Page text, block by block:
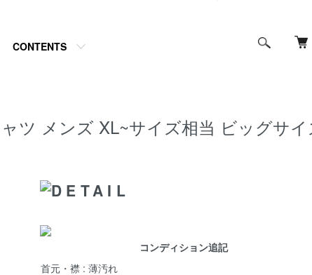
CONTENTS
ツ メンズ XL~サイズ相当 ビッグサ
コンディション追記
首元・襟 : 薄汚れ